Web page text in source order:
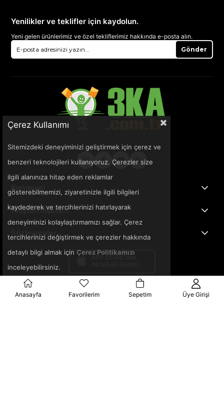
Yenilikler ve teklifler için kaydolun.
Yeni gelen ürünlerimiz ve özel tekliflerimiz hakkında e-posta alın.
Gönder
Kurumsal
Müşteri İlişkileri
Sözleşmeler
Çerez Kullanımı
Sitemizdeki deneyiminizi geliştirmek için çerez ve
benzeri teknolojileri kullanıyoruz. Çerezler size
ilgili alanınıza hitap eden reklamlar
gösterebilmemizi, ziyaretinizle ilgili bilgileri
kaydederek ve tercihlerinizi hatırlayarak
deneyiminizi kolaylaştırmamızı sağlar. Çerez
tercihlerinizi değiştirmek ve çerezler hakkında
detaylı bilgi almak için Çerez Politikamızı
inceleyebilirsiniz.
Anasayfa Favorilerim Sepetim Üye Girişi